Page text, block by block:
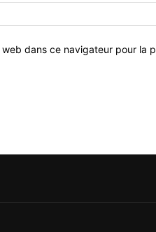
dans ce navigateur pour la